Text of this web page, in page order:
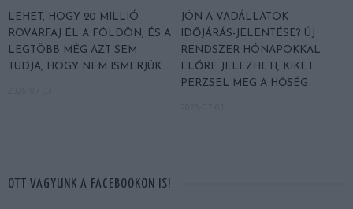
LEHET, HOGY 20 MILLIÓ
ROVARFAJ ÉL A FÖLDÖN, ÉS A
LEGTÖBB MÉG AZT SEM
TUDJA, HOGY NEM ISMERJÜK
JÖN A VADÁLLATOK
IDŐJÁRÁS-JELENTÉSE? ÚJ
RENDSZER HÓNAPOKKAL
ELŐRE JELEZHETI, KIKET
PERZSEL MEG A HŐSÉG
OTT VAGYUNK A FACEBOOKON IS!